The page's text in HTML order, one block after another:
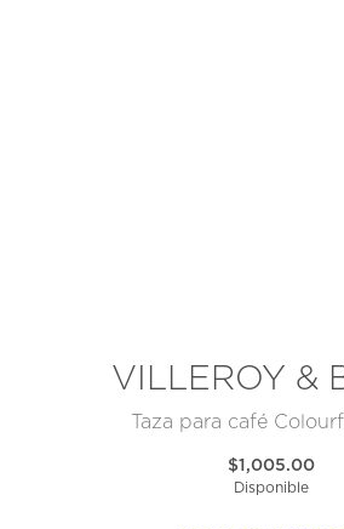
VILLEROY &
Taza para café
$1,005.00
Disponible